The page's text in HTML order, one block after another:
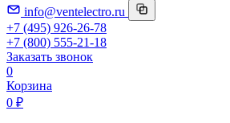
info@ventelectro.ru
+7 (495) 926-26-78
+7 (800) 555-21-18
Заказать звонок
0
Корзина
0 ₽